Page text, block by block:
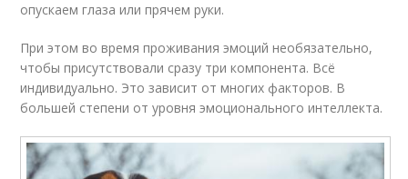
опускаем глаза или прячем руки.
При этом во время проживания эмоций необязательно,
чтобы присутствовали сразу три компонента. Всё
индивидуально. Это зависит от многих факторов. В
большей степени от уровня эмоционального интеллекта.